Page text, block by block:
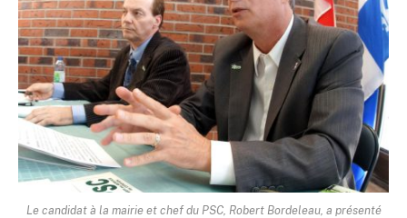
Le candidat à la mairie et chef du PSC, Robert Bordeleau, a présenté